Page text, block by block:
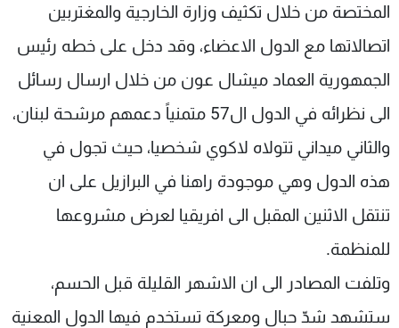
المختصة من خلال تكثيف وزارة الخارجية والمغتربين
اتصالاتها مع الدول الاعضاء، وقد دخل على خطه رئيس
الجمهورية العماد ميشال عون من خلال ارسال رسائل
الى نظرائه في الدول ال57 متمنياً دعمهم مرشحة لبنان،
والثاني ميداني تتولاه لاكوي شخصيا، حيث تجول في
هذه الدول وهي موجودة راهنا في البرازيل على ان
تنتقل الاثنين المقبل الى افريقيا لعرض مشروعها
للمنظمة.
وتلفت المصادر الى ان الاشهر القليلة قبل الحسم،
ستشهد شدّ حبال ومعركة تستخدم فيها الدول المعنية